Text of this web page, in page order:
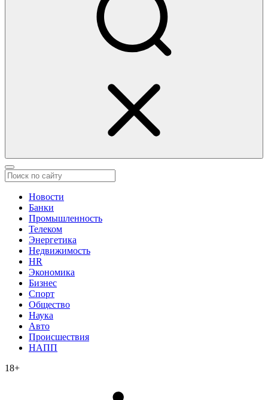
Новости
Банки
Промышленность
Телеком
Энергетика
Недвижимость
HR
Экономика
Бизнес
Спорт
Общество
Наука
Авто
Происшествия
НАПП
18+